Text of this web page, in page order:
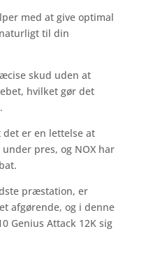
med at give optimal
til din
skud uden at
hvilket gør det
er en lettelse at
pres, og NOX har
præstation, er
afgørende, og i denne
Genius Attack 12K sig